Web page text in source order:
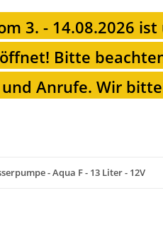
3. - 14.08.2026
Bitte
Anrufe. Wir
- Aqua F - 13 Liter - 12V